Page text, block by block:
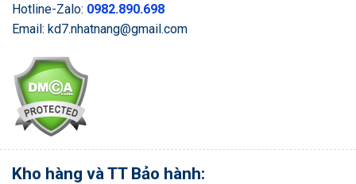
Hotline-Zalo: 0982.890.698
Email: kd7.nhatnang@gmail.com
Kho hàng và TT Bảo hành: